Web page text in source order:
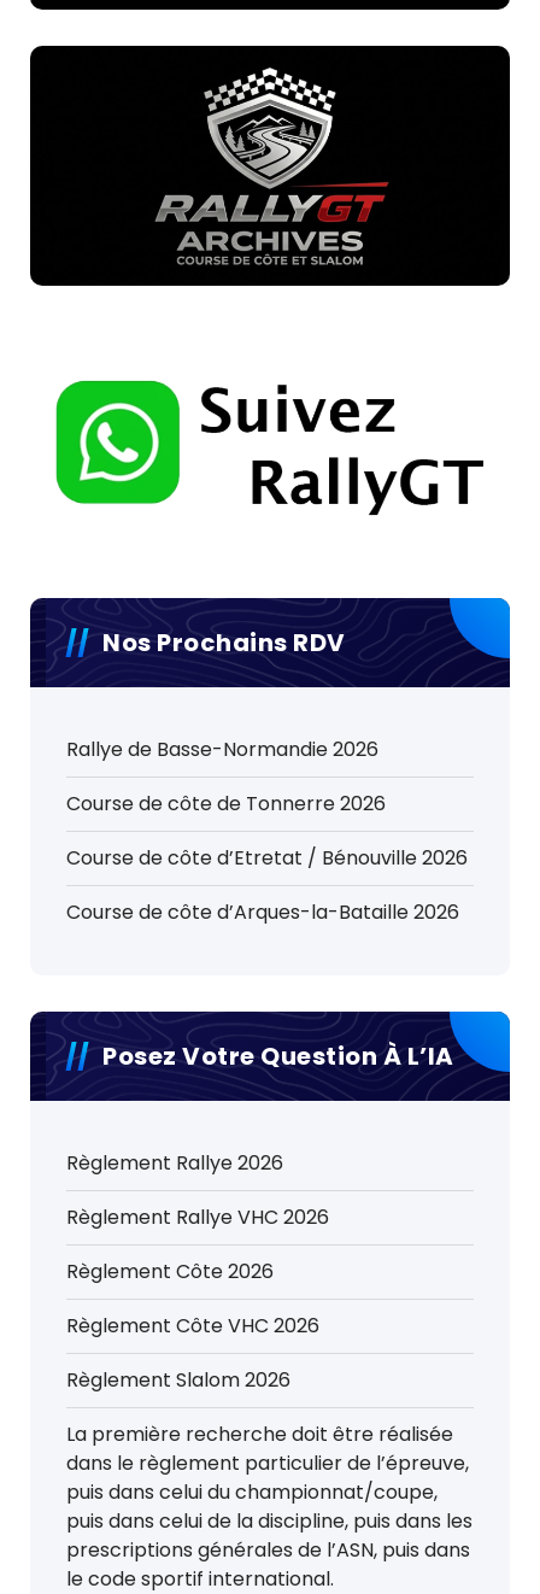
Nos Prochains RDV
Rallye de Basse-Normandie 2026
Course de côte de Tonnerre 2026
Course de côte d’Etretat / Bénouville 2026
Course de côte d’Arques-la-Bataille 2026
Posez Votre Question À L’IA
Règlement Rallye 2026
Règlement Rallye VHC 2026
Règlement Côte 2026
Règlement Côte VHC 2026
Règlement Slalom 2026
La première recherche doit être réalisée
dans le règlement particulier de l’épreuve,
puis dans celui du championnat/coupe,
puis dans celui de la discipline, puis dans les
prescriptions générales de l’ASN, puis dans
le code sportif international.